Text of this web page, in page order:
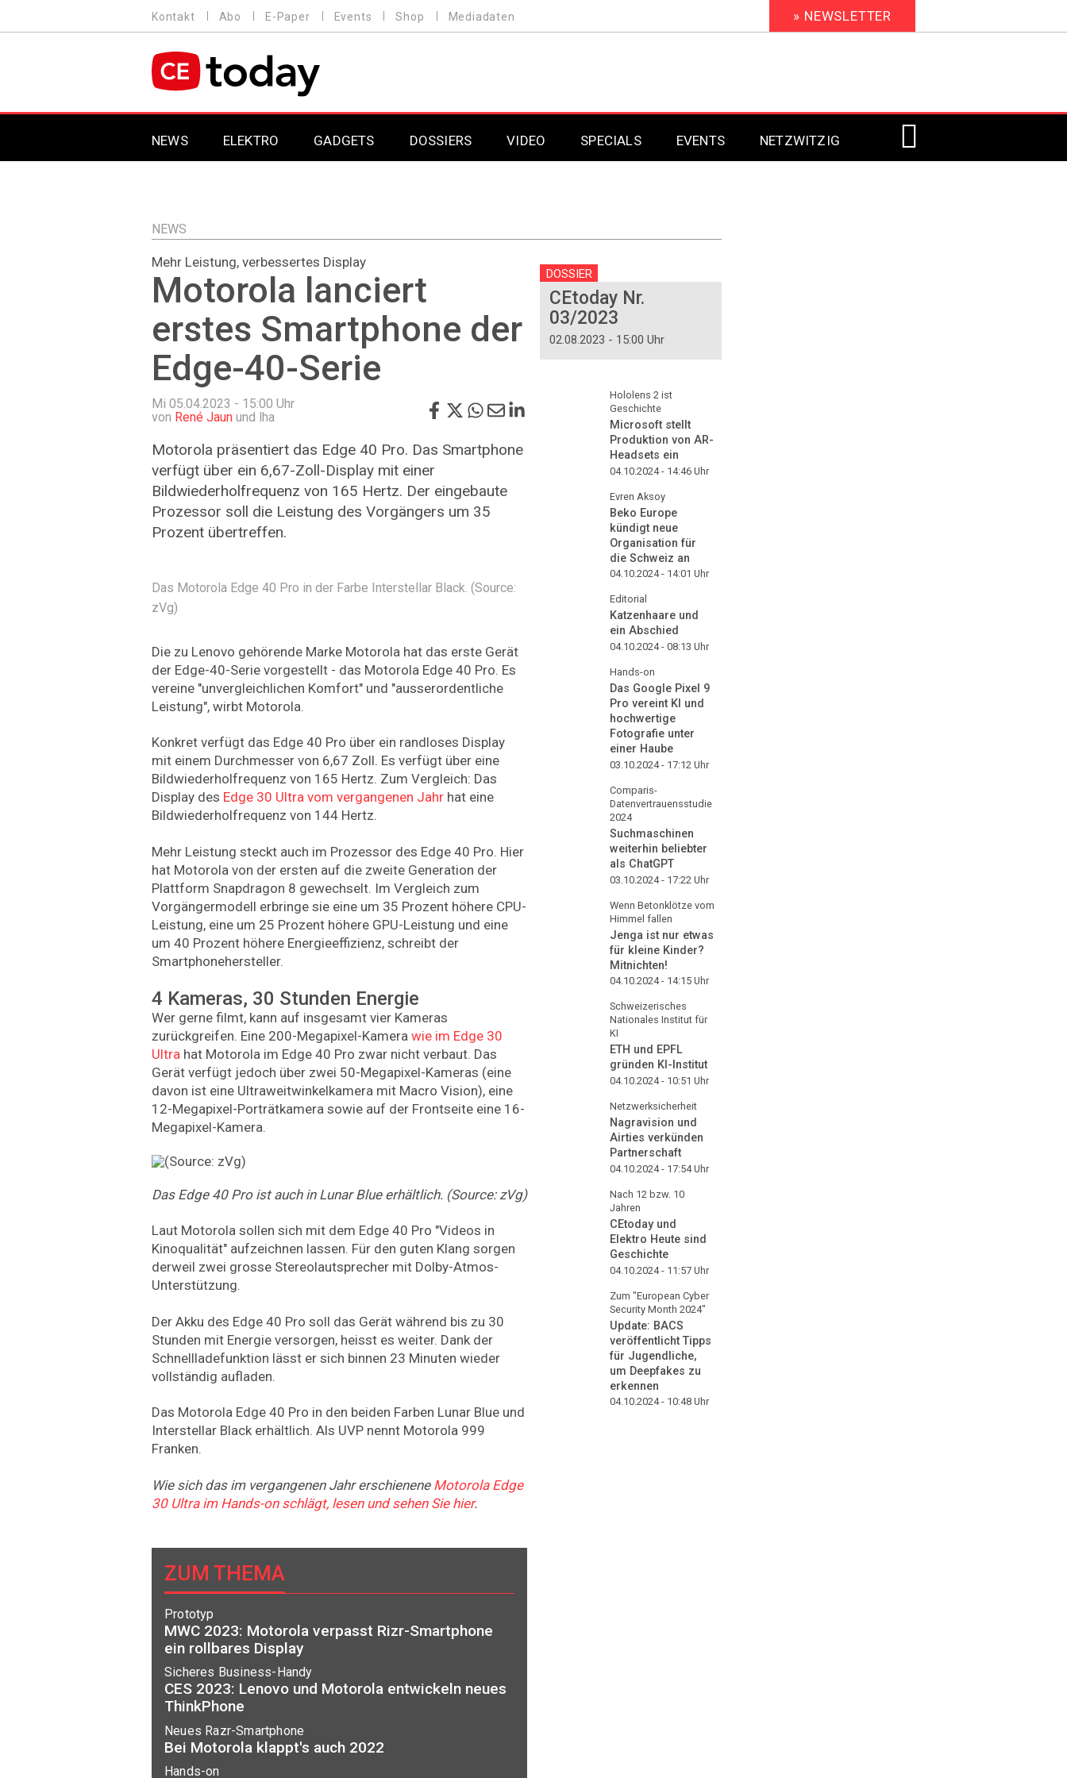
zum
MENU
Kontakt Abo E-Paper Events Shop Mediadaten » NEWSLETTER
MAIN NAVIGATION
NEWS ELEKTRO GADGETS DOSSIERS
DAB+
VIDEO SPECIALS
Professional AV & Digital Signage 2021
Professional AV & Digital Signage 2020
Professional AV & Digital Signage 2019
EVENTS NETZWITZIG
NEWS
Mehr Leistung, verbessertes Display
Motorola lanciert
erstes Smartphone der
Edge-40-Serie
Mi 05.04.2023 - 15:00 Uhr
von René Jaun und lha
Motorola präsentiert das Edge 40 Pro. Das Smartphone
verfügt über ein 6,67-Zoll-Display mit einer
Bildwiederholfrequenz von 165 Hertz. Der eingebaute
Prozessor soll die Leistung des Vorgängers um 35
Prozent übertreffen.
Das Motorola Edge 40 Pro in der Farbe Interstellar Black. (Source:
zVg)
Die zu Lenovo gehörende Marke Motorola hat das erste Gerät
der Edge-40-Serie vorgestellt - das Motorola Edge 40 Pro. Es
vereine "unvergleichlichen Komfort" und "ausserordentliche
Leistung", wirbt Motorola.
Konkret verfügt das Edge 40 Pro über ein randloses Display
mit einem Durchmesser von 6,67 Zoll. Es verfügt über eine
Bildwiederholfrequenz von 165 Hertz. Zum Vergleich: Das
Display des Edge 30 Ultra vom vergangenen Jahr hat eine
Bildwiederholfrequenz von 144 Hertz.
Mehr Leistung steckt auch im Prozessor des Edge 40 Pro. Hier
hat Motorola von der ersten auf die zweite Generation der
Plattform Snapdragon 8 gewechselt. Im Vergleich zum
Vorgängermodell erbringe sie eine um 35 Prozent höhere CPU-
Leistung, eine um 25 Prozent höhere GPU-Leistung und eine
um 40 Prozent höhere Energieeffizienz, schreibt der
Smartphonehersteller.
4 Kameras, 30 Stunden Energie
Wer gerne filmt, kann auf insgesamt vier Kameras
zurückgreifen. Eine 200-Megapixel-Kamera wie im Edge 30
Ultra hat Motorola im Edge 40 Pro zwar nicht verbaut. Das
Gerät verfügt jedoch über zwei 50-Megapixel-Kameras (eine
davon ist eine Ultraweitwinkelkamera mit Macro Vision), eine
12-Megapixel-Porträtkamera sowie auf der Frontseite eine 16-
Megapixel-Kamera.
Das Edge 40 Pro ist auch in Lunar Blue erhältlich. (Source: zVg)
Laut Motorola sollen sich mit dem Edge 40 Pro "Videos in
Kinoqualität" aufzeichnen lassen. Für den guten Klang sorgen
derweil zwei grosse Stereolautsprecher mit Dolby-Atmos-
Unterstützung.
Der Akku des Edge 40 Pro soll das Gerät während bis zu 30
Stunden mit Energie versorgen, heisst es weiter. Dank der
Schnellladefunktion lässt er sich binnen 23 Minuten wieder
vollständig aufladen.
Das Motorola Edge 40 Pro in den beiden Farben Lunar Blue und
Interstellar Black erhältlich. Als UVP nennt Motorola 999
Franken.
Wie sich das im vergangenen Jahr erschienene Motorola Edge
30 Ultra im Hands-on schlägt, lesen und sehen Sie hier.
ZUM THEMA
Prototyp
MWC 2023: Motorola verpasst Rizr-Smartphone
ein rollbares Display
Sicheres Business-Handy
CES 2023: Lenovo und Motorola entwickeln neues
ThinkPhone
Neues Razr-Smartphone
Bei Motorola klappt's auch 2022
Hands-on
DOSSIER
CEtoday Nr.
03/2023
02.08.2023 - 15:00 Uhr
Hololens 2 ist
Geschichte
Microsoft stellt
Produktion von AR-
Headsets ein
04.10.2024 - 14:46 Uhr
Evren Aksoy
Beko Europe
kündigt neue
Organisation für
die Schweiz an
04.10.2024 - 14:01 Uhr
Editorial
Katzenhaare und
ein Abschied
04.10.2024 - 08:13 Uhr
Hands-on
Das Google Pixel 9
Pro vereint KI und
hochwertige
Fotografie unter
einer Haube
03.10.2024 - 17:12 Uhr
Comparis-
Datenvertrauensstudie
2024
Suchmaschinen
weiterhin beliebter
als ChatGPT
03.10.2024 - 17:22 Uhr
Wenn Betonklötze vom
Himmel fallen
Jenga ist nur etwas
für kleine Kinder?
Mitnichten!
04.10.2024 - 14:15 Uhr
Schweizerisches
Nationales Institut für
KI
ETH und EPFL
gründen KI-Institut
04.10.2024 - 10:51 Uhr
Netzwerksicherheit
Nagravision und
Airties verkünden
Partnerschaft
04.10.2024 - 17:54Uhr
Nach 12 bzw. 10
Jahren
CEtoday und
Elektro Heute sind
Geschichte
04.10.2024 - 11:57 Uhr
Zum "European Cyber
Security Month 2024"
Update: BACS
veröffentlicht Tipps
für Jugendliche,
um Deepfakes zu
erkennen
04.10.2024 - 10:48 Uhr